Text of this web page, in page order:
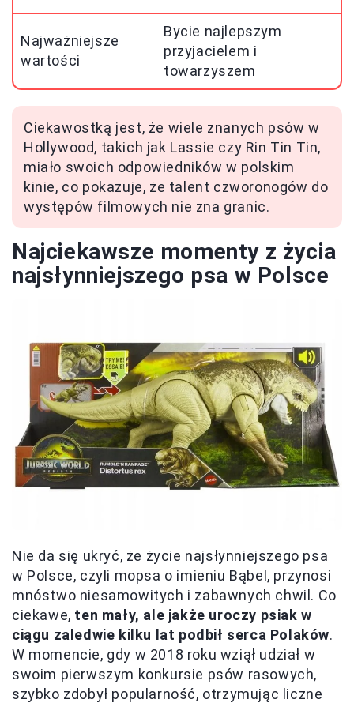
Najważniejsze
wartości
Bycie najlepszym
przyjacielem i
towarzyszem
Ciekawostką jest, że wiele znanych psów w
Hollywood, takich jak Lassie czy Rin Tin Tin,
miało swoich odpowiedników w polskim
kinie, co pokazuje, że talent czworonogów do
występów filmowych nie zna granic.
Najciekawsze momenty z życia
najsłynniejszego psa w Polsce
Nie da się ukryć, że życie najsłynniejszego psa
w Polsce, czyli mopsa o imieniu Bąbel, przynosi
mnóstwo niesamowitych i zabawnych chwil. Co
ciekawe, ten mały, ale jakże uroczy psiak w
ciągu zaledwie kilku lat podbił serca Polaków.
W momencie, gdy w 2018 roku wziął udział w
swoim pierwszym konkursie psów rasowych,
szybko zdobył popularność, otrzymując liczne